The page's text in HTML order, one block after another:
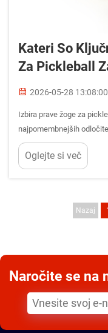
Kateri So
Za Pickleball
2026-05-28 13:08:00
Izbira prave žoge za
najpomembnejših
organizator dogodka. V
katera koli žoga, za
Oglejte si več
Nazaj 1
Naročite se na